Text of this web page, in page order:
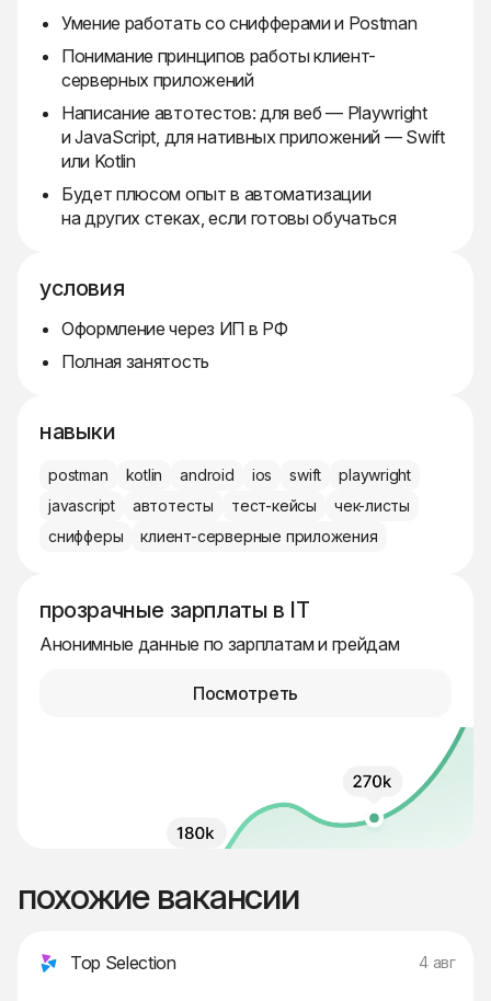
Умение работать со снифферами и Postman
Понимание принципов работы клиент-
серверных приложений
Написание автотестов: для веб — Playwright
и JavaScript, для нативных приложений — Swift
или Kotlin
Будет плюсом опыт в автоматизации
на других стеках, если готовы обучаться
условия
Оформление через ИП в РФ
Полная занятость
навыки
postman kotlin android ios swift
playwright
javascript
автотесты тест-кейсы
чек-листы
снифферы
клиент-серверные приложения
прозрачные зарплаты в IT
Анонимные данные по зарплатам и грейдам
Посмотреть
похожие вакансии
Top Selection 4 авг